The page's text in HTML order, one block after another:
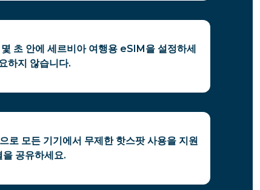
초 안에 세르비아 여행용 eSIM을 설정하세
하지 않습니다.
로 모든 기기에서 무제한 핫스팟 사용을 지원
공유하세요.